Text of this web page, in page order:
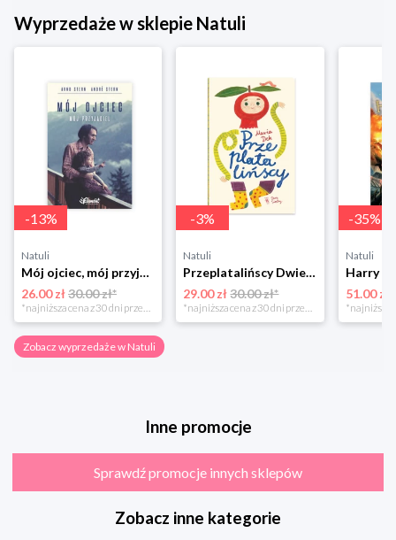
Wyprzedaże w sklepie Natuli
-13%
Natuli
Mój ojciec, mój przyjaciel Element
26.00 zł30.00 zł*
*najniższa cena z 30 dni przed obniżką
-3%
Natuli
Przeplatalińscy Dwie siostry
29.00 zł 30.00 zł*
*najniższa cena z 30 dni przed obniżką
-35%
Natuli
51.00 zł
Zobacz wyprzedaże w Natuli
Inne promocje
Sprawdź promocje innych sklepów
Zobacz inne kategorie